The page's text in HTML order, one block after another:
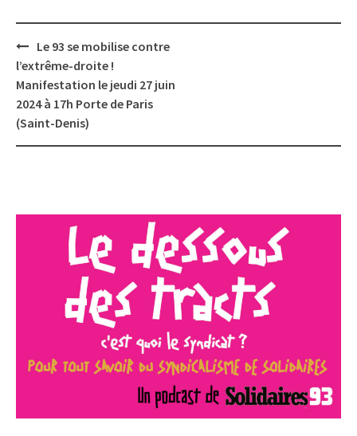
Post
navigation
Le 93 se mobilise contre
l’extrême-droite !
Manifestation le jeudi 27 juin
2024 à 17h Porte de Paris
(Saint-Denis)